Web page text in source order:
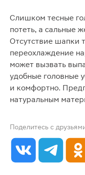
Слишком тесные
потеть, а сальные
Отсутствие шапки
переохлаждение
может вызвать
удобные головные
и комфортно.
натуральным
Поделитесь с